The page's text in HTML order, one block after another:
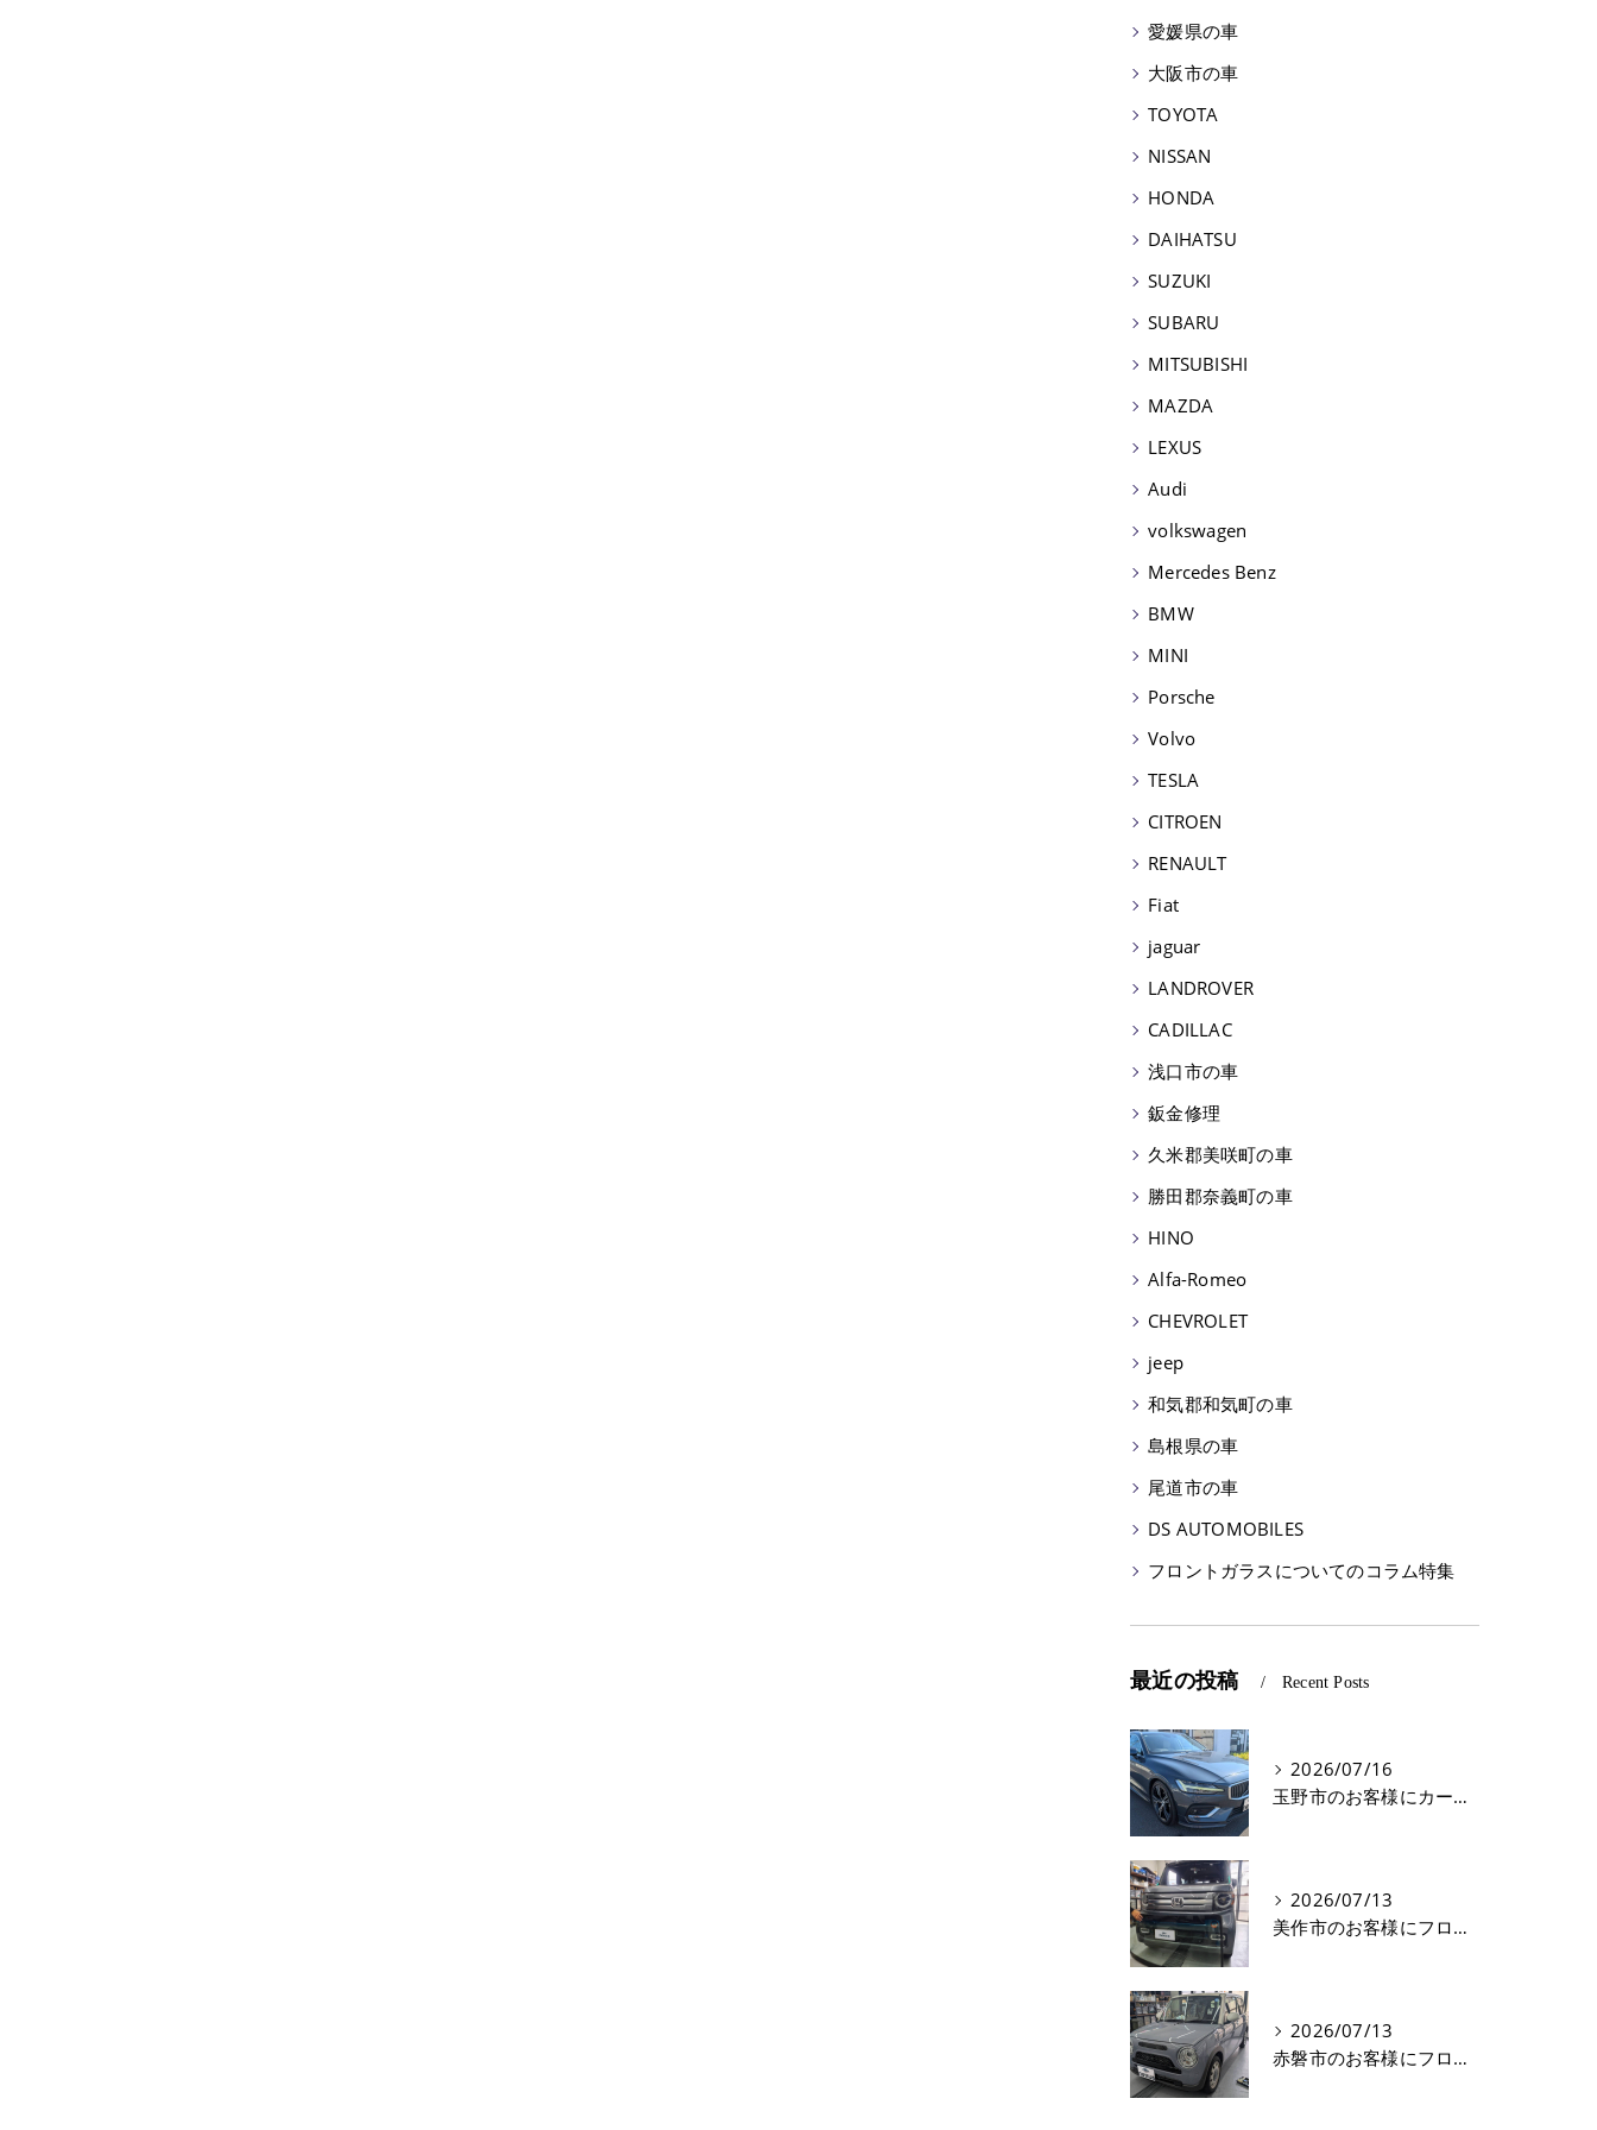
愛媛県の車
大阪市の車
TOYOTA
NISSAN
HONDA
DAIHATSU
SUZUKI
SUBARU
MITSUBISHI
MAZDA
LEXUS
Audi
volkswagen
Mercedes Benz
BMW
MINI
Porsche
Volvo
TESLA
CITROEN
RENAULT
Fiat
jaguar
LANDROVER
CADILLAC
浅口市の車
鈑金修理
久米郡美咲町の車
勝田郡奈義町の車
HINO
Alfa-Romeo
CHEVROLET
jeep
和気郡和気町の車
島根県の車
尾道市の車
DS AUTOMOBILES
フロントガラスについてのコラム特集
最近の投稿 Recent Posts
2026/07/16
玉野市のお客様にカーフィルム(遮熱フィルム) V60【nexus株式会社】
2026/07/13
美作市のお客様にフロントガラス交換 N-VAN【nexus株式会社】
2026/07/13
赤磐市のお客様にフロントガラス飛び石修理 ラパン【nexus株式会社】